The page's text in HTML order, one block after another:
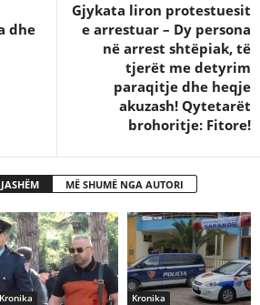
dhe
Gjykata liron protestuesit
e arrestuar – Dy persona
në arrest shtëpiak, të
tjerët me detyrim
paraqitje dhe heqje
akuzash! Qytetarët
brohoritje: Fitore!
MË SHUMË NGA AUTORI
Kronika Kronika